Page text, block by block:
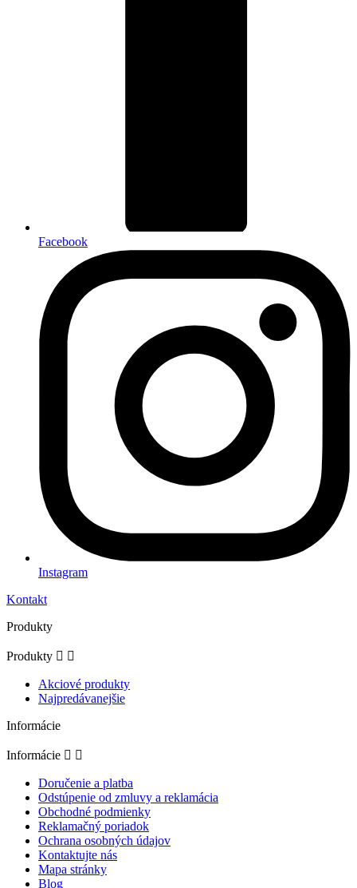
Facebook
Instagram
Kontakt
Produkty
Produkty  
Akciové produkty
Najpredávanejšie
Informácie
Informácie  
Doručenie a platba
Odstúpenie od zmluvy a reklamácia
Obchodné podmienky
Reklamačný poriadok
Ochrana osobných údajov
Kontaktujte nás
Mapa stránky
Blog